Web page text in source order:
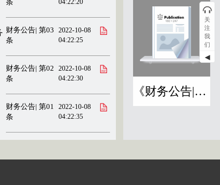
条
04:22:20
财务公告| 第03
条
2022-10-08
04:22:25
财务公告| 第02
条
2022-10-08
04:22:30
财务公告| 第01
条
2022-10-08
04:22:35
《财务公告|刊物》
关
注
我
们
◀